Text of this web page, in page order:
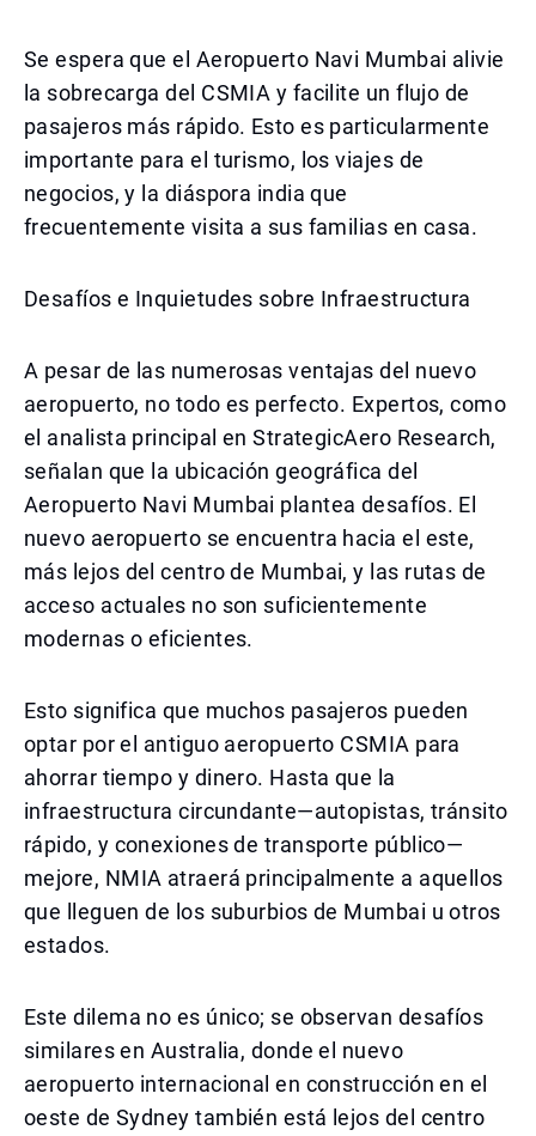
Se espera que el Aeropuerto Navi Mumbai alivie
la sobrecarga del CSMIA y facilite un flujo de
pasajeros más rápido. Esto es particularmente
importante para el turismo, los viajes de
negocios, y la diáspora india que
frecuentemente visita a sus familias en casa.
Desafíos e Inquietudes sobre Infraestructura
A pesar de las numerosas ventajas del nuevo
aeropuerto, no todo es perfecto. Expertos, como
el analista principal en StrategicAero Research,
señalan que la ubicación geográfica del
Aeropuerto Navi Mumbai plantea desafíos. El
nuevo aeropuerto se encuentra hacia el este,
más lejos del centro de Mumbai, y las rutas de
acceso actuales no son suficientemente
modernas o eficientes.
Esto significa que muchos pasajeros pueden
optar por el antiguo aeropuerto CSMIA para
ahorrar tiempo y dinero. Hasta que la
infraestructura circundante—autopistas, tránsito
rápido, y conexiones de transporte público—
mejore, NMIA atraerá principalmente a aquellos
que lleguen de los suburbios de Mumbai u otros
estados.
Este dilema no es único; se observan desafíos
similares en Australia, donde el nuevo
aeropuerto internacional en construcción en el
oeste de Sydney también está lejos del centro